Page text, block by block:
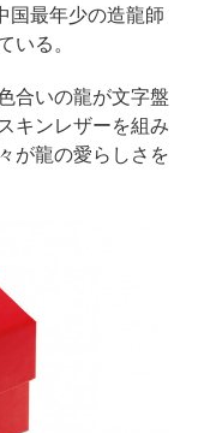
国最年少の造龍師
いる。
合いの龍が文字盤
キンレザーを組み
が龍の愛らしさを